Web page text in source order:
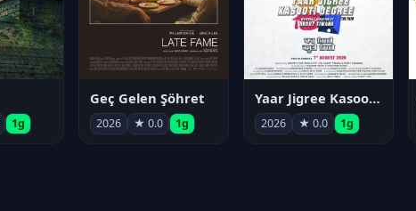
1g
Geç Gelen Şöhret
2026 ★ 0.0 1g
Yaar Jigree Kasooti Degree
2026 ★ 0.0 1g